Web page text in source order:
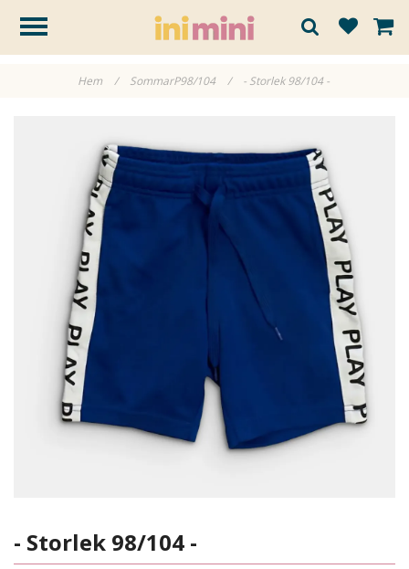
Hem / SommarP98/104 / - Storlek 98/104 -
- Storlek 98/104 -